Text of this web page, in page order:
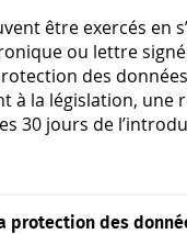
être exercés en
ou lettre
des données
à la législation, une
30 jours de
protection des